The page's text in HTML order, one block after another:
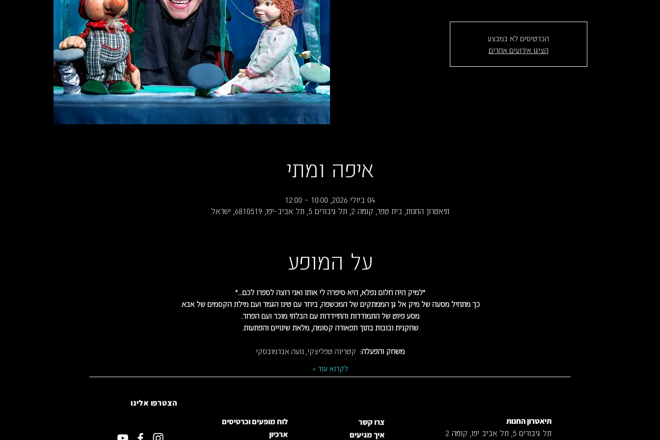
הכרטיסים לא במבצע
הציגו אירועים אחרים
איפה ומתי
04 ביולי 2026, 10:00 – 12:00
תיאטרון החנות, בית טפר, קומה 2, תל גיבורים 5, תל אביב-יפו, 6810519, ישראל
על המופע
"למיק היה חלום נפלא, היא סיפרה לי אותו ואני רוצה לספרו לכם..."
כך מתחיל מסעה של מיק אל גן הממתקים של המכשפה, ביחד עם טינו הגמד ועם מילת הקסמים של אבא.
מסע פיוט של התמודדות והתיידדות עם הבלתי מוכר ועם הפחד.
שחקנית ובובות בתוך תפאורה קסומה, מלאת שינויים והפתעות.
משחק והפעלה: קטרינה טפליצקי, נועה אברמובסקי
לקרוא עוד >
הצטרפו אלינו
לוח מופעים וכרטיסים
ארכיון
צרו קשר
איך מגיעים
תיאטרון החנות
תל גיבורים 5, תל אביב יפו, קומה 2